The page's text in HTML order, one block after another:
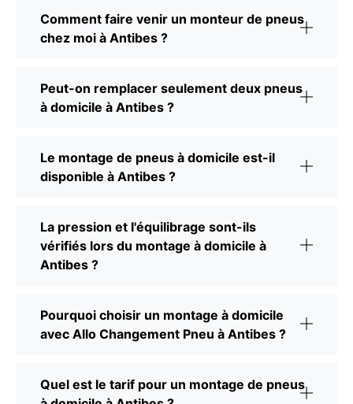
Comment faire venir un monteur de pneus
chez moi à Antibes ?
Peut-on remplacer seulement deux pneus
à domicile à Antibes ?
Le montage de pneus à domicile est-il
disponible à Antibes ?
La pression et l'équilibrage sont-ils
vérifiés lors du montage à domicile à
Antibes ?
Pourquoi choisir un montage à domicile
avec Allo Changement Pneu à Antibes ?
Quel est le tarif pour un montage de pneus